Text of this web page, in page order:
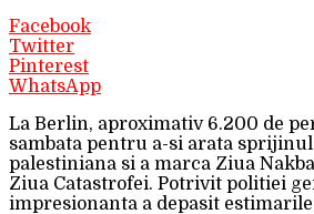
Facebook
Twitter
Pinterest
WhatsApp
La Berlin, aproximativ 6.200 de
sambata pentru a-si arata
palestiniana si a marca Ziua
Ziua Catastrofei. Potrivit politiei
impresionanta a depasit